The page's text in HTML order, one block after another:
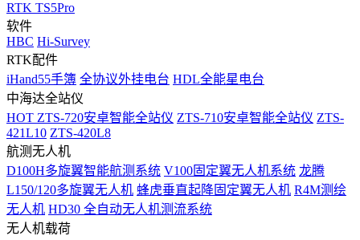
RTK TS5Pro
软件
HBC Hi-Survey
RTK配件
iHand55手簿 全协议外挂电台 HDL全能星电台
中海达全站仪
HOT ZTS-720安卓智能全站仪 ZTS-710安卓智能全站仪 ZTS-
421L10 ZTS-420L8
航测无人机
D100H多旋翼智能航测系统 V100固定翼无人机系统 龙腾
L150/120多旋翼无人机 蜂虎垂直起降固定翼无人机 R4M测绘
无人机 HD30 全自动无人机测流系统
无人机载荷